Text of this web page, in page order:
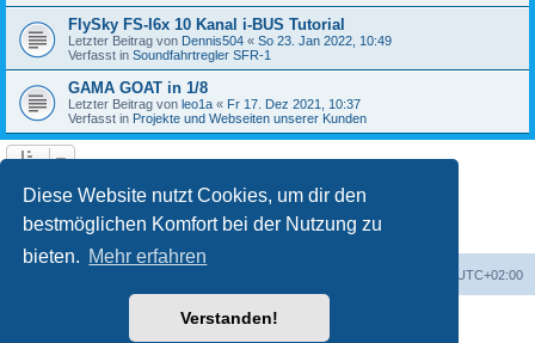
Diese Website nutzt Cookies, um dir den
bestmöglichen Komfort bei der Nutzung zu
bieten. Mehr erfahren
Verstanden!
FlySky FS-I6x 10 Kanal i-BUS Tutorial
Letzter Beitrag von Dennis504 « So 23. Jan 2022, 10:49
Verfasst in Soundfahrtregler SFR-1
GAMA GOAT in 1/8
Letzter Beitrag von leo1a « Fr 17. Dez 2021, 10:37
Verfasst in Projekte und Webseiten unserer Kunden
Die Suche ergab 122 Treffer 1 2 3 4
UTC+02:00
Powered byphpBB® Forum Software © phpBB Limited
phpBB.de